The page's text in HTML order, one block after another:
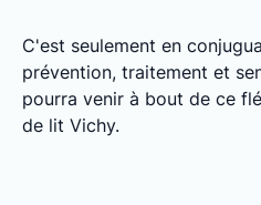
C'est seulement en
prévention, traitement et
pourra venir à bout de ce
de lit Vichy.